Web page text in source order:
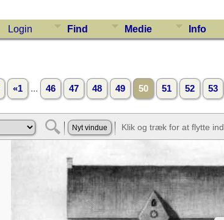
Login Find Medie Info
«1 ... 46 47 48 49 50 51 52 53